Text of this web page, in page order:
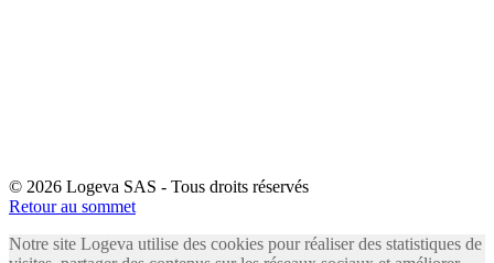
© 2026 Logeva SAS - Tous droits réservés
Retour au sommet
Notre site Logeva utilise des cookies pour réaliser des statistiques de